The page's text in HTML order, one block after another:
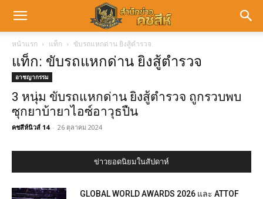
หน้าแรก แท็ก ขับรถแหกด่าน ยิงสู้ตำรวจ
แท็ก: ขับรถแหกด่าน ยิงสู้ตำรวจ
อาชญากรรม
3 หนุ่ม ขับรถแหกด่าน ยิงสู้ตำรวจ ถูกรวบพบ
ซุกยาบ้ายาไอซ์อาวุธปืน
คชสีห์นิวส์ 14 - 26 ตุลาคม 2024
ข่าวยอดนิยมในสัปดาห์
GLOBAL WORLD AWARDS 2026 และ ATTOF